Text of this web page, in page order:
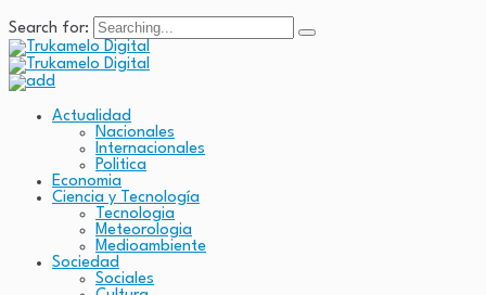
Search for:
Actualidad
Nacionales
Internacionales
Politica
Economia
Ciencia y Tecnología
Tecnologia
Meteorologia
Medioambiente
Sociedad
Sociales